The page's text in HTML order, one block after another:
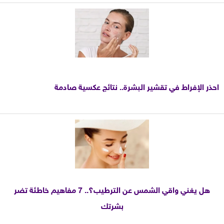
احذر الإفراط في تقشير البشرة.. نتائج عكسية صادمة
هل يغني واقي الشمس عن الترطيب؟.. 7 مفاهيم خاطئة تضر
بشرتك